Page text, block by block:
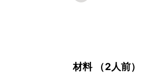
材料 （2人前）